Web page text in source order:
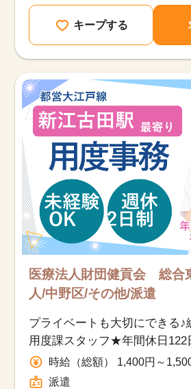
キープする
医療法人財団健貢会 総合
人/中野区/その他/派遣
プライベートも大切にできる♪
用度課スタッフ★年間休日122
し◎資格不問・医療知識も身に
す！
時給（総額） 1,400円～
派遣
該当件数
9,636 件
他の条件を選